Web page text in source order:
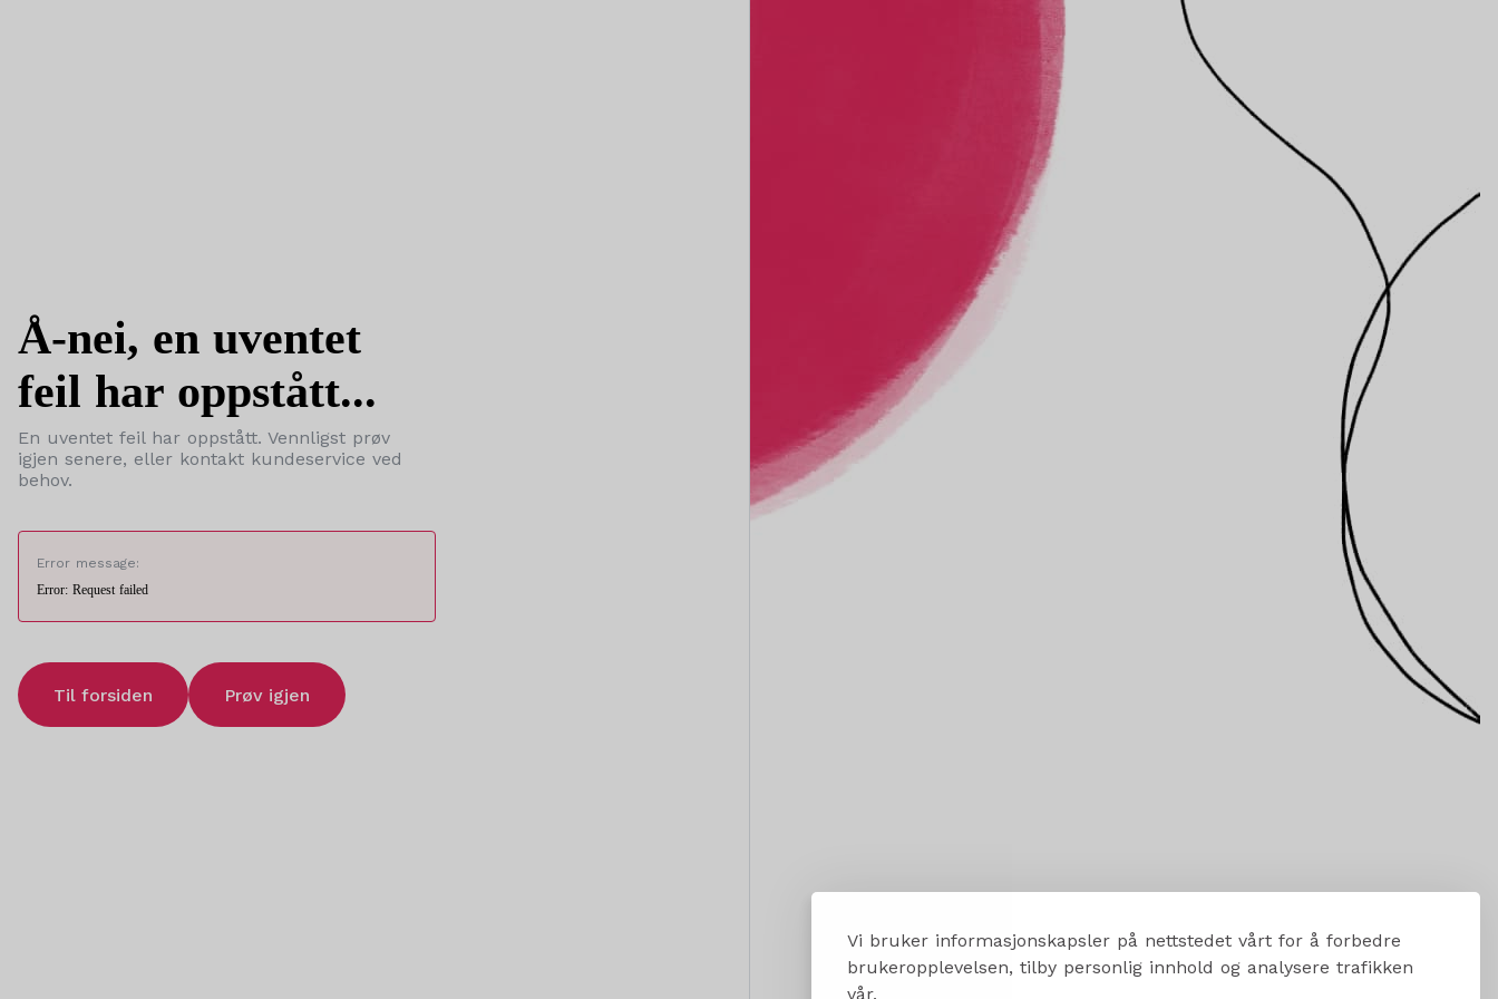
Vi bruker informasjonskapsler på nettstedet vårt for å forbedre
brukeropplevelsen, tilby personlig innhold og analysere trafikken
vår.
Å-nei, en uventet
feil har oppstått...
En uventet feil har oppstått. Vennligst prøv
igjen senere, eller kontakt kundeservice ved
behov.
Error message:
Error: Request failed
Til forsiden Prøv igjen